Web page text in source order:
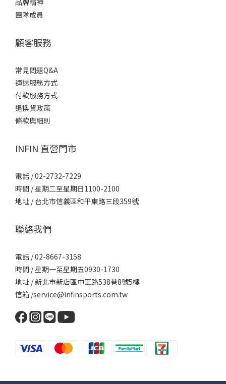
品牌精神
團隊成員
顧客服務
常見問題Q&A
運送服務方式
付款服務方式
退換貨政策
條款與細則
INFIN 直營門市
電話 / 02-2732-7229
時間 / 星期二至星期日1100-2100
地址 / 台北市信義區和平東路三段359號
聯絡我們
電話 / 02-8667-3158
時間 / 星期一至星期五0930-1730
地址 / 新北市新店區中正路538巷8號5樓
信箱 /service@infinsports.com.tw